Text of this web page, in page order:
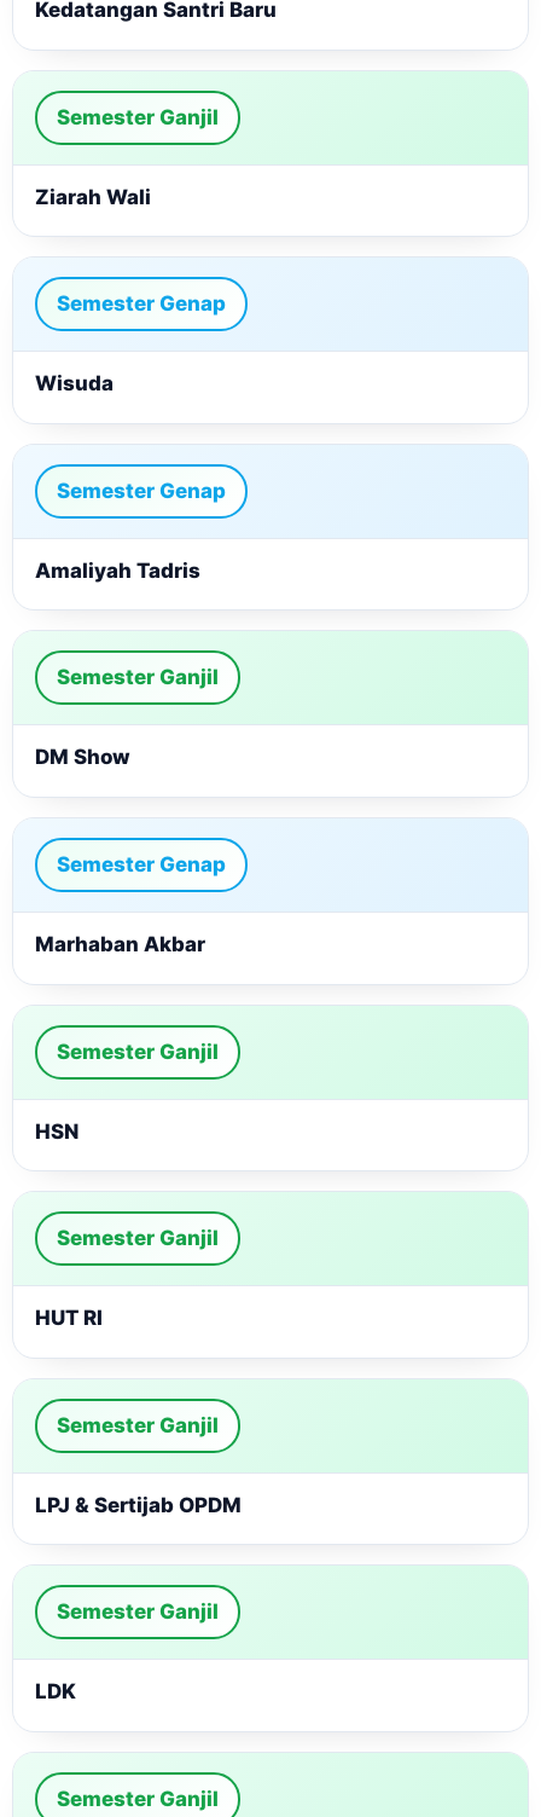
Kedatangan Santri Baru
Semester Ganjil
Ziarah Wali
Semester Genap
Wisuda
Semester Genap
Amaliyah Tadris
Semester Ganjil
DM Show
Semester Genap
Marhaban Akbar
Semester Ganjil
HSN
Semester Ganjil
HUT RI
Semester Ganjil
LPJ & Sertijab OPDM
Semester Ganjil
LDK
Semester Ganjil